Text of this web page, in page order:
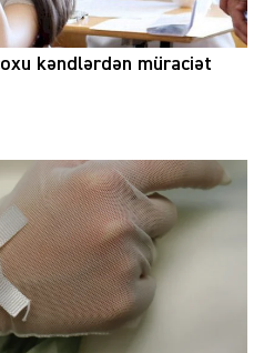
kəndlərdən müraciət